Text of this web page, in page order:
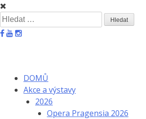
Skip
to
content
Vyhledávání
DOMŮ
Akce a výstavy
2026
Opera Pragensia 2026